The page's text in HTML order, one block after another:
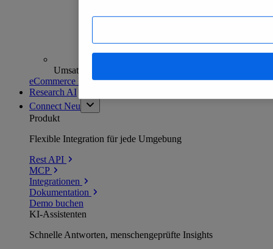
Umsatzanalysen und -prognosen
eCommerce Insights entdecken
Research AI
Connect Neu
Produkt
Flexible Integration für jede Umgebung
Rest API
MCP
Integrationen
Dokumentation
Demo buchen
KI-Assistenten
Schnelle Antworten, menschengeprüfte Insights